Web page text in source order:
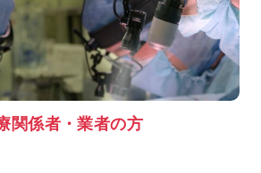
関係者・業者の方